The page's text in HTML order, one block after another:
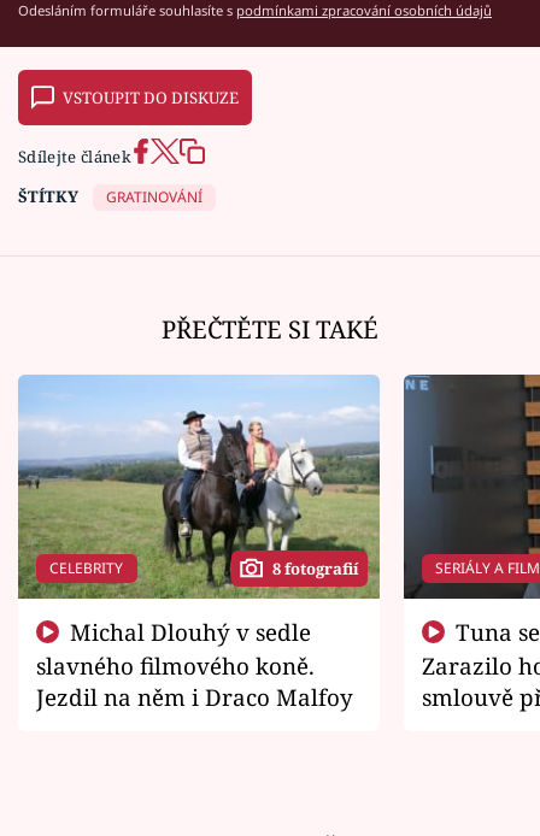
Odesláním formuláře souhlasíte s podmínkami zpracování osobních údajů
VSTOUPIT DO DISKUZE
Sdílejte článek
ŠTÍTKY
GRATINOVÁNÍ
PŘEČTĚTE SI TAKÉ
CELEBRITY 8 fotografií
slavného filmového koně.
Jezdil na něm i Draco Malfoy
SERIÁLY A
Zarazilo
smlouvě